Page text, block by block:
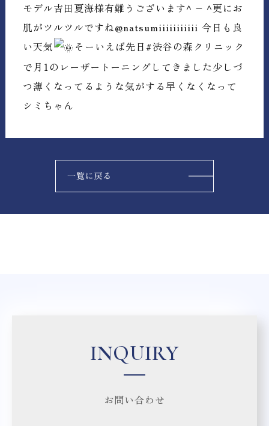
モデル吉田夏海様有難うございます^ – ^更にお
肌がツルツルですね@natsumiiiiiiiiiii 今日も良
い天気
そーいえば先日#渋谷の森クリニック
で月1のレーザートーニングしてきました少しづ
つ薄くなってるような気がする早くなくなって
シミちゃん
INQUIRY
お問い合わせ